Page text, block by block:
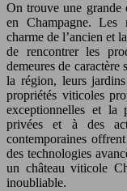
On trouve une grande
en Champagne. Les
charme de l’ancien et
de rencontrer les
demeures de
la région, leurs
propriétés viticoles
exceptionnelles et la
privées et à des
contemporaines
des technologies
un château viticole
inoubliable.